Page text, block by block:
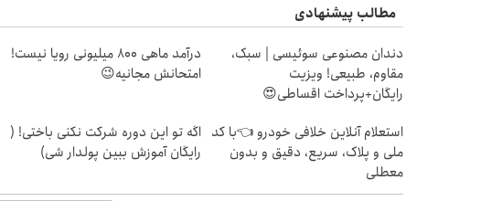
مطالب پیشنهادی
دندان مصنوعی سوئیسی | سبک،
مقاوم، طبیعی! ویزیت
رایگان+پرداخت اقساطی😍
درآمد ماهی 800 میلیونی رویا نیست!
امتحانش مجانیه😉
استعلام آنلاین خلافی خودرو 👈با کد
ملی و پلاک، سریع، دقیق و بدون
معطلی
اگه تو این دوره شرکت نکنی باختی! (
رایگان آموزش ببین پولدار شی)